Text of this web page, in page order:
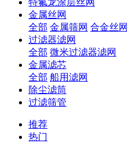
特氟龙涂层丝网
金属丝网
全部 金属筛网 合金丝网
过滤器滤网
全部 微米过滤器滤网
金属滤芯
全部 船用滤网
除尘滤筒
过滤筛管
推荐
热门